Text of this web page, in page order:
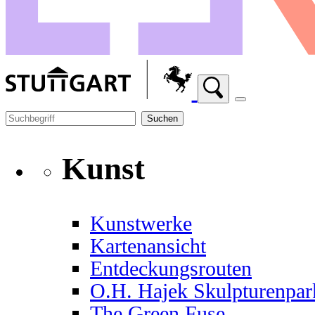
Suchen
Kunst
Kunstwerke
Kartenansicht
Entdeckungsrouten
O.H. Hajek